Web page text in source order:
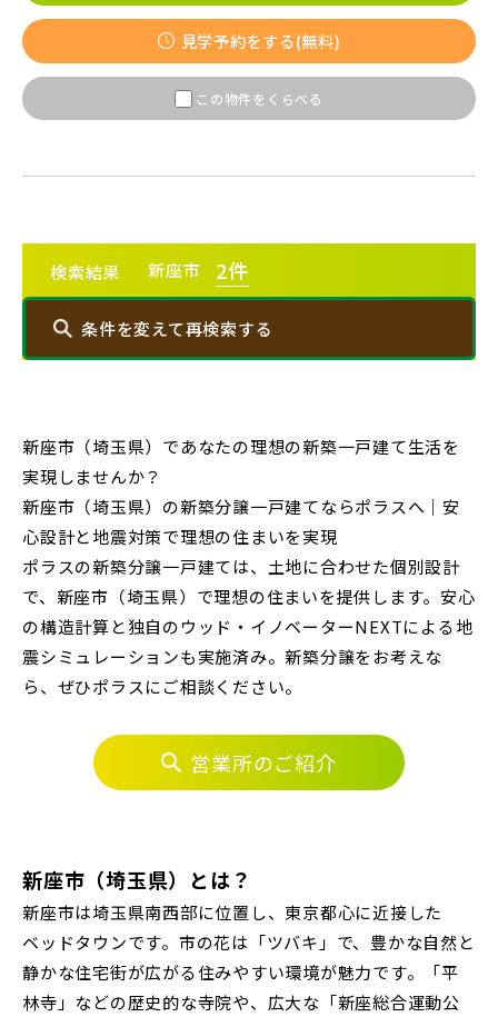
JR常磐線 [上野～仙台]
JR中央・総武線 [各駅停車]
JR京葉線
JR中央線
東武鉄道
東武スカイツリーライン
東武日光線
東武東上本線
近プロジェクト始動!!◆京成押上線「京成立石」駅徒歩10分◆
京成本線「お花茶屋」駅徒歩15分〈3駅2路線...
物件概要が表示されます
販売開始前
小学校まで徒歩圏内
埼玉県川越市 埼玉県川口市
さらに表示する
見学予約をする(無料)
この物件をくらべる
検索結果 新座市 2件
条件を変えて再検索する
埼玉・中央エリア(51)
さいたま市(21)
さいたま市西区(4)
さいたま市北区(2)
さいたま市大宮区(0)
さいたま市見沼区(6)
さいたま市中央区(0)
さいたま市浦和区(0)
さいたま市南区(6)
さいたま市緑区(1)
さいたま市岩槻区(0)
上尾市(2)
蕨市(0)
朝霞市(1)
志木市(0)
和光市(1)
新座市(2)
桶川市(2)
久喜市(1)
新座市（埼玉県）であなたの理想の新築一戸建て生活を
実現しませんか？
新座市（埼玉県）の新築分譲一戸建てならポラスへ｜安
心設計と地震対策で理想の住まいを実現
ポラスの新築分譲一戸建ては、土地に合わせた個別設計
で、新座市（埼玉県）で理想の住まいを提供します。安心
の構造計算と独自のウッド・イノベーターNEXTによる地
震シミュレーションも実施済み。新築分譲をお考えな
ら、ぜひポラスにご相談ください。
営業所のご紹介
新座市（埼玉県）とは？
新座市は埼玉県南西部に位置し、東京都心に近接した
ベッドタウンです。市の花は「ツバキ」で、豊かな自然と
静かな住宅街が広がる住みやすい環境が魅力です。「平
林寺」などの歴史的な寺院や、広大な「新座総合運動公